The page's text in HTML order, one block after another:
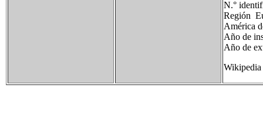
N.°
Región
América
Año de
Año de
Wikipedia